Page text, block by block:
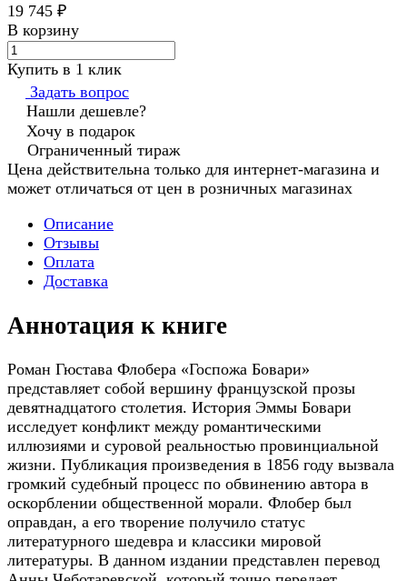
19 745 ₽
В корзину
Купить в 1 клик
Задать вопрос
Нашли дешевле?
Хочу в подарок
Ограниченный тираж
Цена действительна только для интернет-магазина и
может отличаться от цен в розничных магазинах
Описание
Отзывы
Оплата
Доставка
Аннотация к книге
Роман Гюстава Флобера «Госпожа Бовари»
представляет собой вершину французской прозы
девятнадцатого столетия. История Эммы Бовари
исследует конфликт между романтическими
иллюзиями и суровой реальностью провинциальной
жизни. Публикация произведения в 1856 году вызвала
громкий судебный процесс по обвинению автора в
оскорблении общественной морали. Флобер был
оправдан, а его творение получило статус
литературного шедевра и классики мировой
литературы. В данном издании представлен перевод